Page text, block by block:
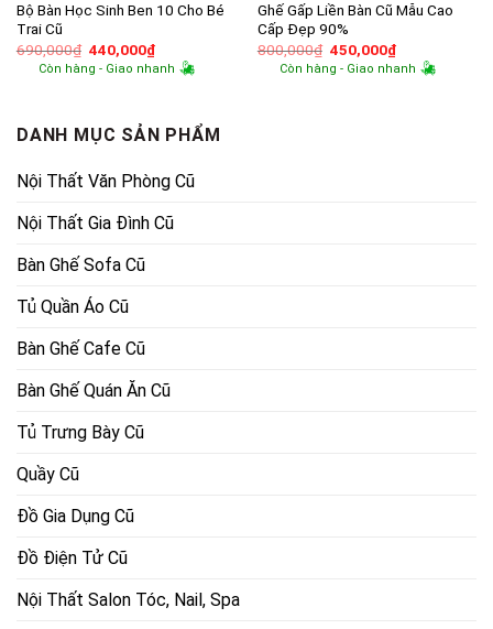
Bộ Bàn Học Sinh Ben 10 Cho Bé
Trai Cũ
690,000₫ Giá
gốc
là:
440,000₫Giá
hiện
tại
Còn hàng - Giao nhanh
Ghế Gấp Liền Bàn Cũ Mẫu Cao
Cấp Đẹp 90%
800,000₫ Giá
gốc
là:
450,000₫Giá
hiện
tại
Còn hàng - Giao nhanh
DANH MỤC SẢN PHẨM
Nội Thất Văn Phòng Cũ
Nội Thất Gia Đình Cũ
Bàn Ghế Sofa Cũ
Tủ Quần Áo Cũ
Bàn Ghế Cafe Cũ
Bàn Ghế Quán Ăn Cũ
Tủ Trưng Bày Cũ
Quầy Cũ
Đồ Gia Dụng Cũ
Đồ Điện Tử Cũ
Nội Thất Salon Tóc, Nail, Spa